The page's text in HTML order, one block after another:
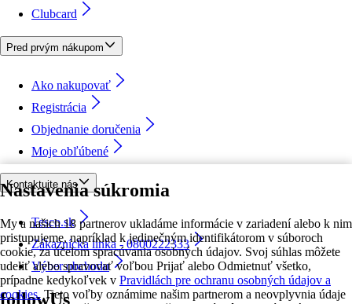
Nastavenia súkromia
My a našich 18 partnerov ukladáme informácie v zariadení alebo k nim
pristupujeme, napríklad k jedinečným identifikátorom v súboroch
cookie, za účelom spracúvania osobných údajov. Svoj súhlas môžete
udeliť alebo spravovať voľbou Prijať alebo Odmietnuť všetko,
prípadne kedykoľvek v Pravidlách pre ochranu osobných údajov a
cookies. Tieto voľby oznámime našim partnerom a neovplyvnia údaje
Clubcard
Pred prvým nákupom
Ako nakupovať
Registrácia
Objednanie doručenia
Moje obľúbené
Kontaktujte nás
Tesco.sk
Zákaznícka linka - 0800222333
Výber obchodu
followUs